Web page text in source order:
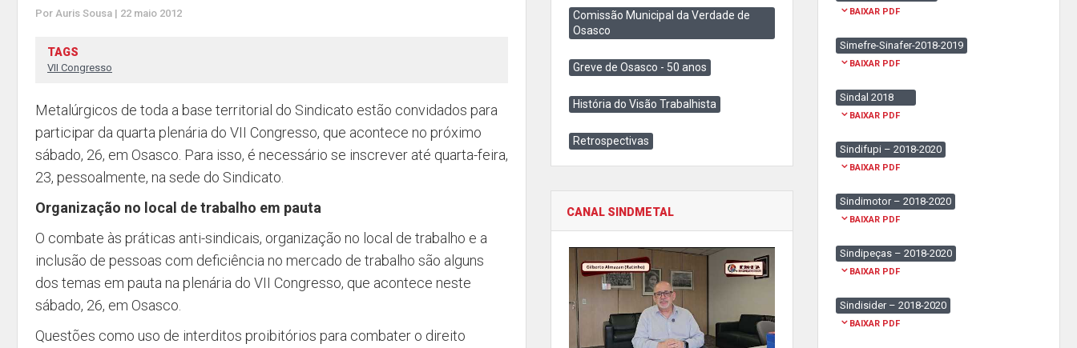
Por Auris Sousa | 22 maio 2012
TAGS
VII Congresso
Metalúrgicos de toda a base territorial do Sindicato estão convidados para
participar da quarta plenária do VII Congresso, que acontece no próximo
sábado, 26, em Osasco. Para isso, é necessário se inscrever até quarta-feira,
23, pessoalmente, na sede do Sindicato.
Organização no local de trabalho em pauta
O combate às práticas anti-sindicais, organização no local de trabalho e a
inclusão de pessoas com deficiência no mercado de trabalho são alguns
dos temas em pauta na plenária do VII Congresso, que acontece neste
sábado, 26, em Osasco.
Questões como uso de interditos proibitórios para combater o direito
Comissão Municipal da Verdade de
Osasco
Greve de Osasco - 50 anos
História do Visão Trabalhista
Retrospectivas
CANAL SINDMETAL
BAIXAR PDF
Simefre-Sinafer-2018-2019
BAIXAR PDF
Sindal 2018
BAIXAR PDF
Sindifupi – 2018-2020
BAIXAR PDF
Sindimotor – 2018-2020
BAIXAR PDF
Sindipeças – 2018-2020
BAIXAR PDF
Sindisider – 2018-2020
BAIXAR PDF